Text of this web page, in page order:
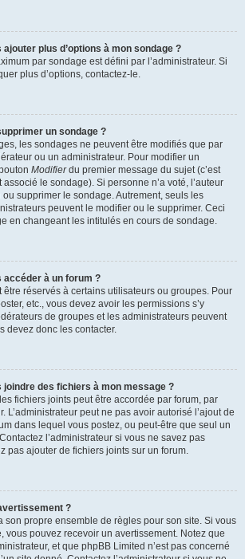
ajouter plus d’options à mon sondage ?
par sondage est défini par l’administrateur. Si
plus d’options, contactez-le.
un sondage ?
les sondages ne peuvent être modifiés que par
ou un administrateur. Pour modifier un
Modifierdu premier message du sujet (c’est
le sondage). Si personne n’a voté, l’auteur
supprimer le sondage. Autrement, seuls les
peuvent le modifier ou le supprimer. Ceci
en changeant les intitulés en cours de sondage.
accéder à un forum ?
réservés à certains utilisateurs ou groupes. Pour
etc., vous devez avoir les permissions s’y
de groupes et les administrateurs peuvent
devez donc les contacter.
joindre des fichiers à mon message ?
fichiers joints peut être accordée par forum, par
L’administrateur peut ne pas avoir autorisé l’ajout de
dans lequel vous postez, ou peut-être que seul un
l’administrateur si vous ne savez pas
pas ajouter de fichiers joints sur un forum.
?
son propre ensemble de règles pour son site. Si vous
vous pouvez recevoir un avertissement. Notez que
et que phpBB Limited n’est pas concerné